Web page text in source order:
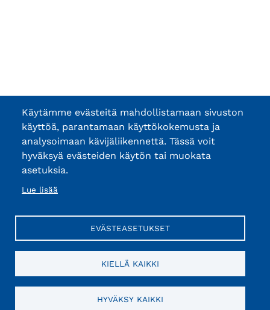
Käytämme evästeitä mahdollistamaan sivuston
käyttöä, parantamaan käyttökokemusta ja
analysoimaan kävijäliikennettä. Tässä voit
hyväksyä evästeiden käytön tai muokata
asetuksia.
Lue lisää
EVÄSTEASETUKSET
KIELLÄ KAIKKI
HYVÄKSY KAIKKI